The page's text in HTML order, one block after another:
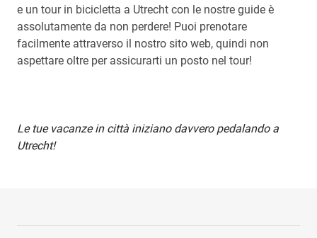
e un tour in bicicletta a Utrecht con le nostre guide è
assolutamente da non perdere! Puoi prenotare
facilmente attraverso il nostro sito web, quindi non
aspettare oltre per assicurarti un posto nel tour!
Le tue vacanze in città iniziano davvero pedalando a
Utrecht!